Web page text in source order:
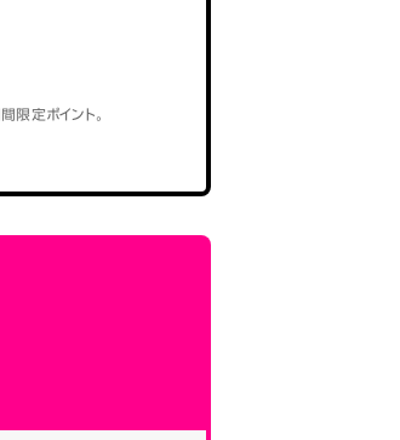
定ポイント。